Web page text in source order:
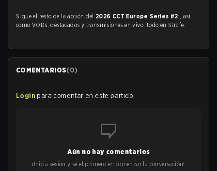
Sigue el resto de la acción del 2026 CCT Europe Series #2 , así
como VODs, destacados y transmisiones en vivo, todo en Strafe.
COMENTARIOS(0)
Login para comentar en este partido
Aún no hay comentarios
¡Inicia sesión y sé el primero en comenzar la conversación!